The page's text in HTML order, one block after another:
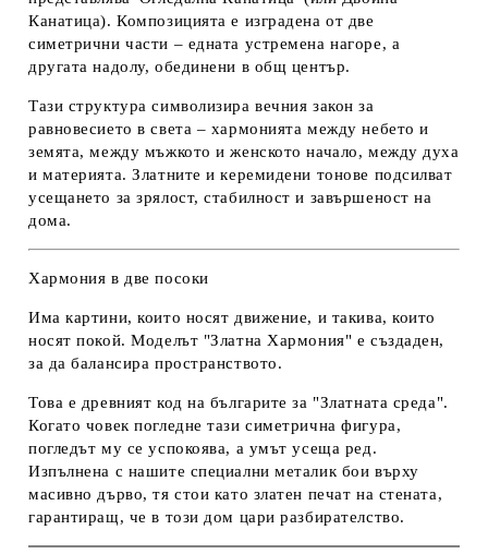
Канатица). Композицията е изградена от две
симетрични части – едната устремена нагоре, а
другата надолу, обединени в общ център.
Тази структура символизира вечния закон за
равновесието в света – хармонията между небето и
земята, между мъжкото и женското начало, между духа
и материята. Златните и керемидени тонове подсилват
усещането за зрялост, стабилност и завършеност на
дома.
Хармония в две посоки
Има картини, които носят движение, и такива, които
носят покой. Моделът "Златна Хармония" е създаден,
за да балансира пространството.
Това е древният код на българите за "Златната среда".
Когато човек погледне тази симетрична фигура,
погледът му се успокоява, а умът усеща ред.
Изпълнена с нашите специални металик бои върху
масивно дърво, тя стои като златен печат на стената,
гарантиращ, че в този дом цари разбирателство.